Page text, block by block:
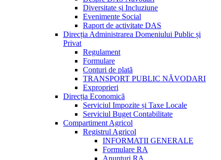
Diversitate și Incluziune
Evenimente Social
Raport de activitate DAS
Direcția Administrarea Domeniului Public și
Privat
Regulament
Formulare
Conturi de plată
TRANSPORT PUBLIC NĂVODARI
Exproprieri
Direcția Economică
Serviciul Impozite și Taxe Locale
Serviciul Buget Contabilitate
Compartiment Agricol
Registrul Agricol
INFORMATII GENERALE
Formulare RA
Anunțuri RA